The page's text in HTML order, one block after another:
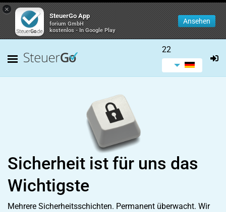
×
SteuerGo App
forium GmbH
kostenlos - In Google Play
Ansehen
22
Sicherheit ist für uns das
Wichtigste
Mehrere Sicherheitsschichten. Permanent überwacht. Wir